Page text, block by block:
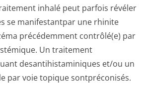
inhalé peut parfois révéler
se manifestantpar une rhinite
précédemment contrôlé(e) par
Un traitement
desantihistami­niques et/ou un
par voie topique sontpréconisés.